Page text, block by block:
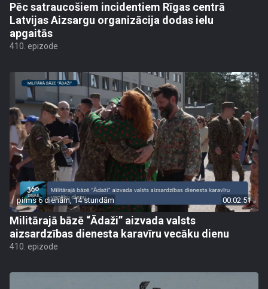
Pēc satraucošiem incidentiem Rīgas centrā
Latvijas Aizsargu organizācija dodas ielu
apgaitās
410. epizode
pirms 6 dienām, 14 stundām 00:02:51
Militārajā bāzē “Ādaži” aizvada valsts
aizsardzības dienesta karavīru vecāku dienu
410. epizode